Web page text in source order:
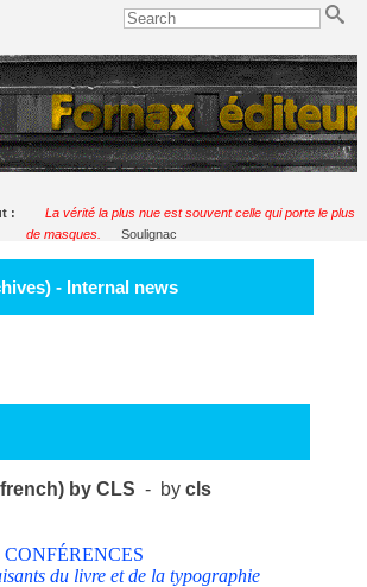
:
La vérité la plus nue est souvent celle qui porte le plus
de masques.
Soulignac
- Internal news
by CLS - bycls
CONFÉRENCES
du livre et de la typographie